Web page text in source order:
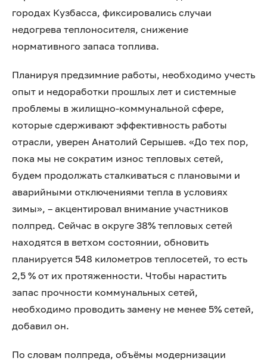
городах Кузбасса, фиксировались случаи
недогрева теплоносителя, снижение
нормативного запаса топлива.
Планируя предзимние работы, необходимо учесть
опыт и недоработки прошлых лет и системные
проблемы в жилищно-коммунальной сфере,
которые сдерживают эффективность работы
отрасли, уверен Анатолий Серышев. «До тех пор,
пока мы не сократим износ тепловых сетей,
будем продолжать сталкиваться с плановыми и
аварийными отключениями тепла в условиях
зимы», – акцентировал внимание участников
полпред. Сейчас в округе 38% тепловых сетей
находятся в ветхом состоянии, обновить
планируется 548 километров теплосетей, то есть
2,5 % от их протяженности. Чтобы нарастить
запас прочности коммунальных сетей,
необходимо проводить замену не менее 5% сетей,
добавил он.
По словам полпреда, объёмы модернизации